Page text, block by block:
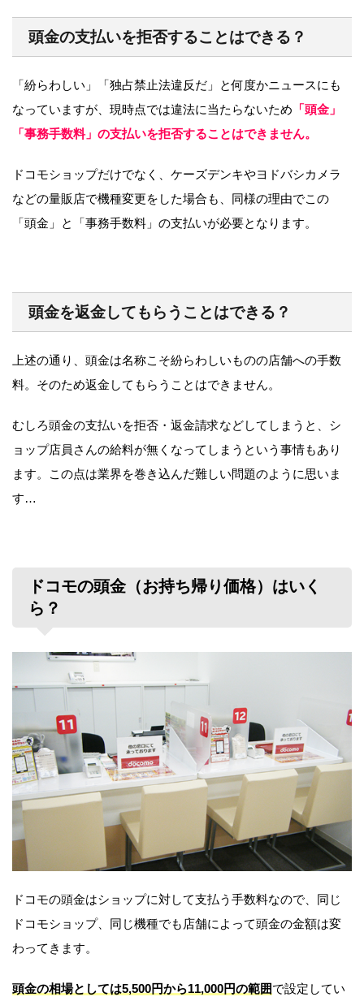
頭金の支払いを拒否することはできる？
「紛らわしい」「独占禁止法違反だ」と何度かニュースにも
なっていますが、現時点では違法に当たらないため 「頭金」
「事務手数料」の支払いを拒否することはできません。
ドコモショップだけでなく、ケーズデンキやヨドバシカメラ
などの量販店で機種変更をした場合も、同様の理由でこの
「頭金」と「事務手数料」の支払いが必要となります。
頭金を返金してもらうことはできる？
上述の通り、頭金は名称こそ紛らわしいものの店舗への手数
料。そのため返金してもらうことはできません。
むしろ頭金の支払いを拒否・返金請求などしてしまうと、シ
ョップ店員さんの給料が無くなってしまうという事情もあり
ます。この点は業界を巻き込んだ難しい問題のように思いま
す…
ドコモの頭金（お持ち帰り価格）はいく
ら？
ドコモの頭金はショップに対して支払う手数料なので、同じ
ドコモショップ、同じ機種でも店舗によって頭金の金額は変
わってきます。
頭金の相場としては5,500円から11,000円の範囲で設定してい